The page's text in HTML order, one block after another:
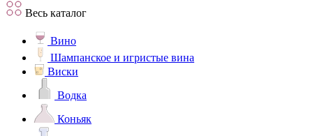
Весь каталог
Вино
Шампанское и игристые вина
Виски
Водка
Коньяк